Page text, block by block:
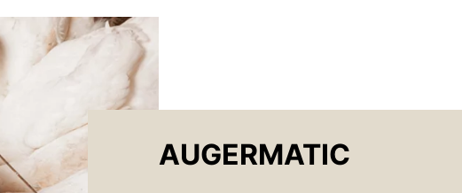
AUGERMATIC